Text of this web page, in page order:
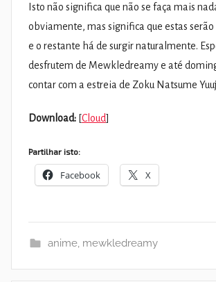
Isto não significa que não se faça mais
obviamente, mas significa que estas
e o restante há de surgir naturalmente.
desfrutem de Mewkledreamy e até
contar com a estreia de Zoku Natsume
Download: [Cloud]
Partilhar isto:
Facebook X
anime, mewkledreamy